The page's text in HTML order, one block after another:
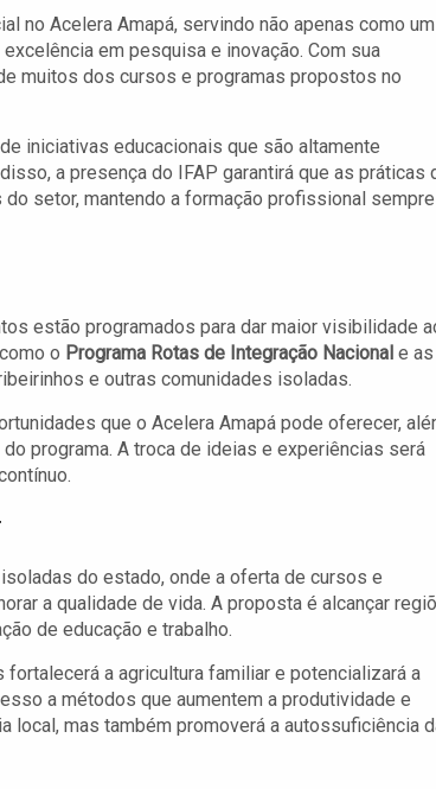
no Acelera Amapá, servindo não apenas como um
em pesquisa e inovação. Com sua
muitos dos cursos e programas propostos no
iniciativas educacionais que são altamente
a presença do IFAP garantirá que as práticas
setor, mantendo a formação profissional sempre
estão programados para dar maior visibilidade
o Programa Rotas de Integração Nacional e as
e outras comunidades isoladas.
que o Acelera Amapá pode oferecer,
programa. A troca de ideias e experiências será
do estado, onde a oferta de cursos e
a qualidade de vida. A proposta é alcançar
de educação e trabalho.
a agricultura familiar e potencializará a
a métodos que aumentem a produtividade e
local, mas também promoverá a autossuficiência